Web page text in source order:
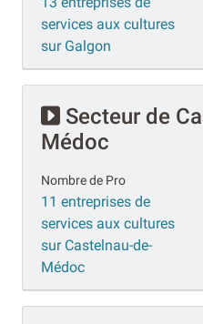
services aux cultures
sur Galgon
Secteur de
Médoc
Nombre de Pro
11 entreprises de
services aux cultures
sur Castelnau-de-
Médoc